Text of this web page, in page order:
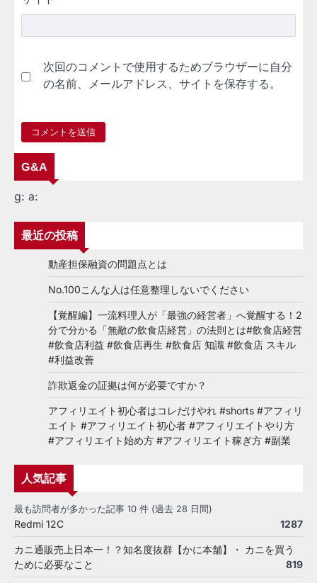
次回のコメントで使用するためブラウザーに自分
の名前、メールアドレス、サイトを保存する。
G&A
g: a:
最近の投稿
動産担保融資の問題点とは
No.100こんな人は任意整理しないでください
【覚醒編】一流料理人が「最強の経営者」へ覚醒する！2
分で分かる「無敵の飲食店経営」の法則とは#飲食店経営
#飲食店利益 #飲食店再生 #飲食店 知識 #飲食店 スキル
#利益改善
詐欺返金の証拠は何が必要ですか？
アフィリエイト初心者はコレだけやれ #shorts #アフィリ
エイト #アフィリエイト初心者 #アフィリエイトやり方
#アフィリエイト始め方 #アフィリエイト稼ぎ方 #副業
人気記事
最も訪問者が多かった記事 10 件 (過去 28 日間)
Redmi 12C 1287
カニ通販売上日本一！？知名度抜群【かに本舗】・ カニを買う
ために必要なこと
819